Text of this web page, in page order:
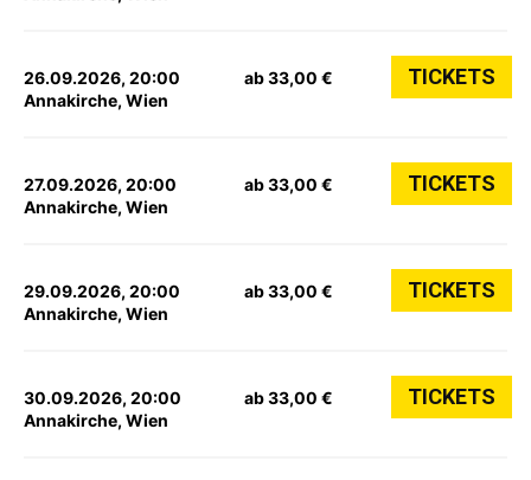
26.09.2026, 20:00
Annakirche, Wien
ab 33,00 € TICKETS
27.09.2026, 20:00
Annakirche, Wien
ab 33,00 € TICKETS
29.09.2026, 20:00
Annakirche, Wien
ab 33,00 € TICKETS
30.09.2026, 20:00
Annakirche, Wien
ab 33,00 € TICKETS